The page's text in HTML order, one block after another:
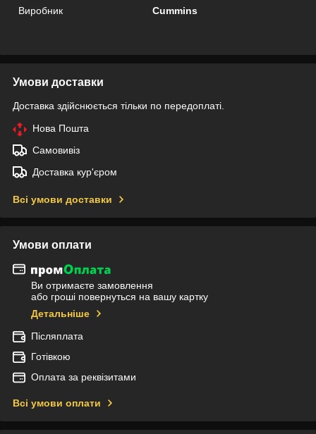
Виробник
Cummins
Умови доставки
Доставка здійснюється тільки по передоплаті.
Нова Пошта
Самовивіз
Доставка кур'єром
Всі умови доставки
Умови оплати
Ви отримаєте замовлення
або гроші повернуться на вашу картку
Детальніше
Післяплата
Готівкою
Оплата за реквізитами
Всі умови оплати